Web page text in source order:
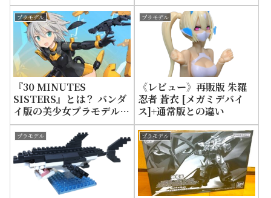
プラモデル
『30 MINUTES
SISTERS』とは？ バンダ
イ版の美少女プラモデル
+最新情報
プラモデル
《レビュー》再販版 朱羅
忍者 蒼衣 [メガミデバイ
ス]+通常版との違い
プラモデル プラモデル